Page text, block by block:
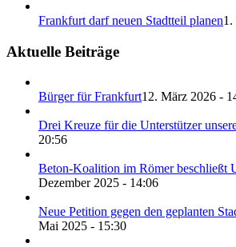
Frankfurt darf neuen Stadtteil planen1.
Aktuelle Beiträge
Bürger für Frankfurt12. März 2026 -
Drei Kreuze für die Unterstützer
20:56
Beton-Koalition im Römer beschließt
Dezember 2025 - 14:06
Neue Petition gegen den geplanten
Mai 2025 - 15:30